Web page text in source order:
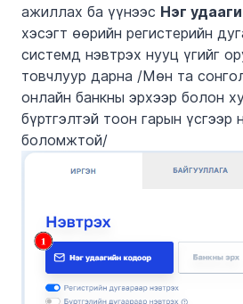
ажиллах ба үүнээс Нэг
хэсэгт өөрийн регистерийн
системд нэвтрэх нууц үгийг
товчлуур дарна /Мөн та
онлайн банкны эрхээр болон
бүртгэлтэй тоон гарын үсгээр
боломжтой/